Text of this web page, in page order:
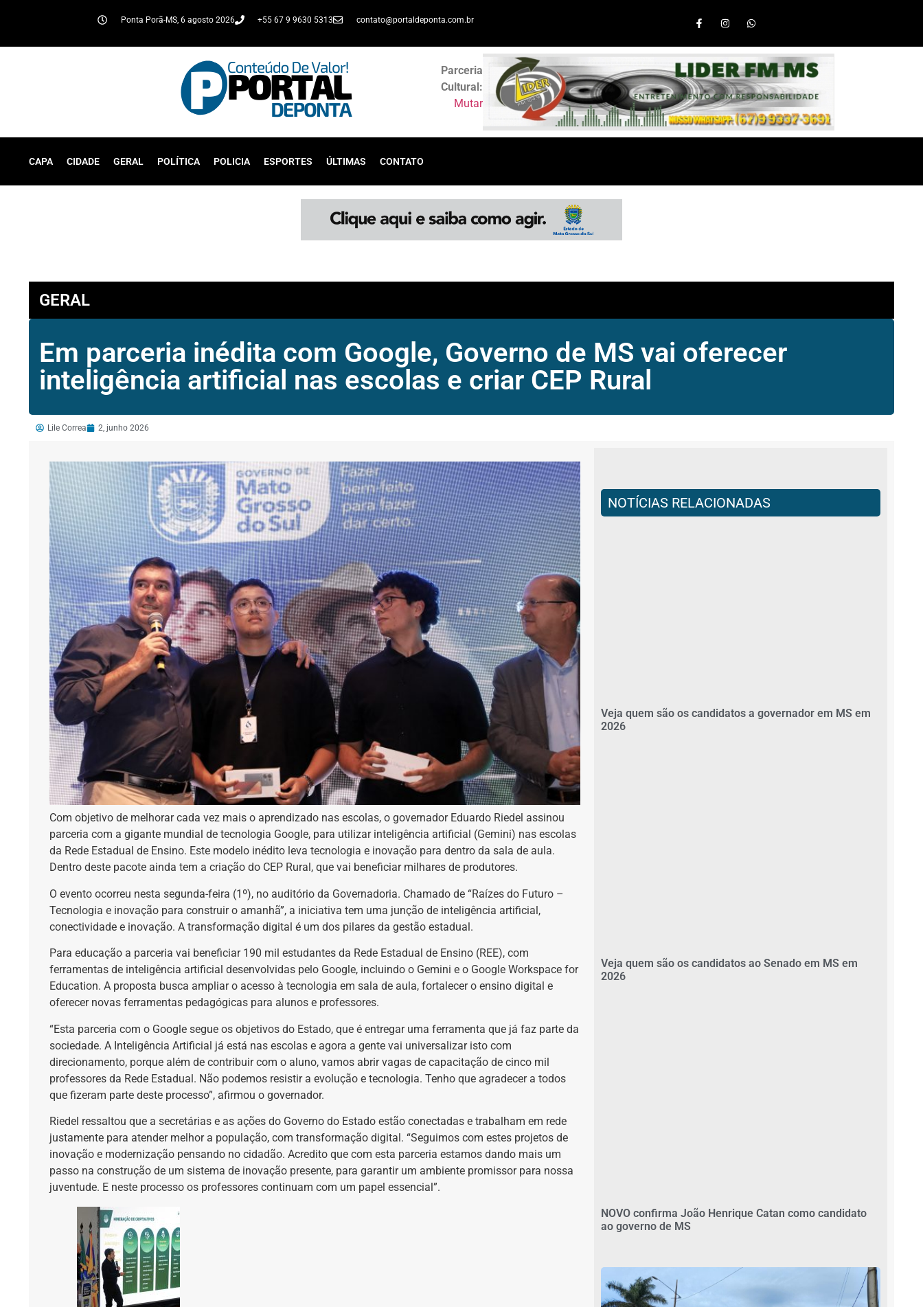
Ponta Porã-MS, 6 agosto 2026 +55 67 9 9630 5313 contato@portaldeponta.com.br
Parceria
Cultural:
Mutar
CAPA CIDADE GERAL POLÍTICA POLICIA ESPORTES ÚLTIMAS CONTATO
GERAL
Em parceria inédita com Google, Governo de MS vai oferecer
inteligência artificial nas escolas e criar CEP Rural
Lile Correa 2, junho 2026
Com objetivo de melhorar cada vez mais o aprendizado nas escolas, o governador Eduardo Riedel assinou
parceria com a gigante mundial de tecnologia Google, para utilizar inteligência artificial (Gemini) nas escolas
da Rede Estadual de Ensino. Este modelo inédito leva tecnologia e inovação para dentro da sala de aula.
Dentro deste pacote ainda tem a criação do CEP Rural, que vai beneficiar milhares de produtores.
O evento ocorreu nesta segunda-feira (1º), no auditório da Governadoria. Chamado de “Raízes do Futuro –
Tecnologia e inovação para construir o amanhã”, a iniciativa tem uma junção de inteligência artificial,
conectividade e inovação. A transformação digital é um dos pilares da gestão estadual.
Para educação a parceria vai beneficiar 190 mil estudantes da Rede Estadual de Ensino (REE), com
ferramentas de inteligência artificial desenvolvidas pelo Google, incluindo o Gemini e o Google Workspace for
Education. A proposta busca ampliar o acesso à tecnologia em sala de aula, fortalecer o ensino digital e
oferecer novas ferramentas pedagógicas para alunos e professores.
“Esta parceria com o Google segue os objetivos do Estado, que é entregar uma ferramenta que já faz parte da
sociedade. A Inteligência Artificial já está nas escolas e agora a gente vai universalizar isto com
direcionamento, porque além de contribuir com o aluno, vamos abrir vagas de capacitação de cinco mil
professores da Rede Estadual. Não podemos resistir a evolução e tecnologia. Tenho que agradecer a todos
que fizeram parte deste processo”, afirmou o governador.
Riedel ressaltou que a secretárias e as ações do Governo do Estado estão conectadas e trabalham em rede
justamente para atender melhor a população, com transformação digital. “Seguimos com estes projetos de
inovação e modernização pensando no cidadão. Acredito que com esta parceria estamos dando mais um
passo na construção de um sistema de inovação presente, para garantir um ambiente promissor para nossa
juventude. E neste processo os professores continuam com um papel essencial”.
NOTÍCIAS RELACIONADAS
Veja quem são os candidatos a governador em MS em
2026
Veja quem são os candidatos ao Senado em MS em
2026
NOVO confirma João Henrique Catan como candidato
ao governo de MS